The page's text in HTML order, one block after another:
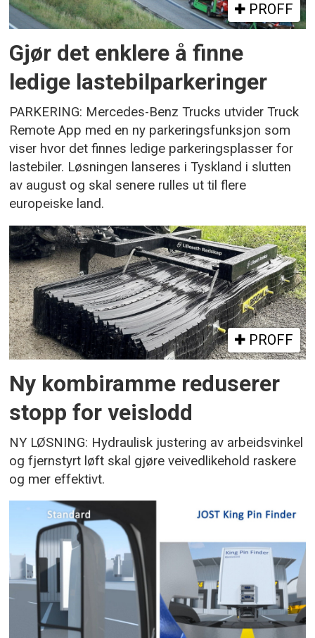
PROFF
Gjør det enklere å finne
ledige lastebilparkeringer
PARKERING: Mercedes-Benz Trucks utvider Truck
Remote App med en ny parkeringsfunksjon som
viser hvor det finnes ledige parkeringsplasser for
lastebiler. Løsningen lanseres i Tyskland i slutten
av august og skal senere rulles ut til flere
europeiske land.
PROFF
Ny kombiramme reduserer
stopp for veislodd
NY LØSNING: Hydraulisk justering av arbeidsvinkel
og fjernstyrt løft skal gjøre veivedlikehold raskere
og mer effektivt.